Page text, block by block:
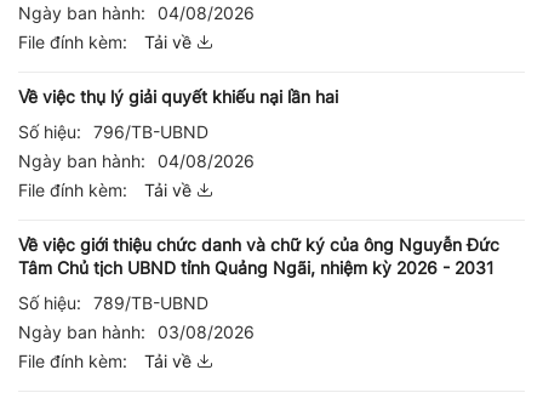
Ngày ban hành:
04/08/2026
File đính kèm:
Tải về
Về việc thụ lý giải quyết khiếu nại lần hai
Số hiệu:
796/TB-UBND
Ngày ban hành:
04/08/2026
File đính kèm:
Tải về
Về việc giới thiệu chức danh và chữ ký của ông Nguyễn Đức
Tâm Chủ tịch UBND tỉnh Quảng Ngãi, nhiệm kỳ 2026 - 2031
Số hiệu:
789/TB-UBND
Ngày ban hành:
03/08/2026
File đính kèm:
Tải về